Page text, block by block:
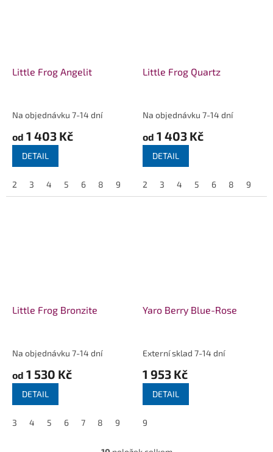
Little Frog Angelit
Na objednávku 7-14 dní
od 1 403 Kč
DETAIL
2 3 4 5 6 8 9
Little Frog Quartz
Na objednávku 7-14 dní
od 1 403 Kč
DETAIL
2 3 4 5 6 8 9
Little Frog Bronzite
Na objednávku 7-14 dní
od 1 530 Kč
DETAIL
3 4 5 6 7 8 9
Yaro Berry Blue-Rose
Externí sklad 7-14 dní
1 953 Kč
DETAIL
9